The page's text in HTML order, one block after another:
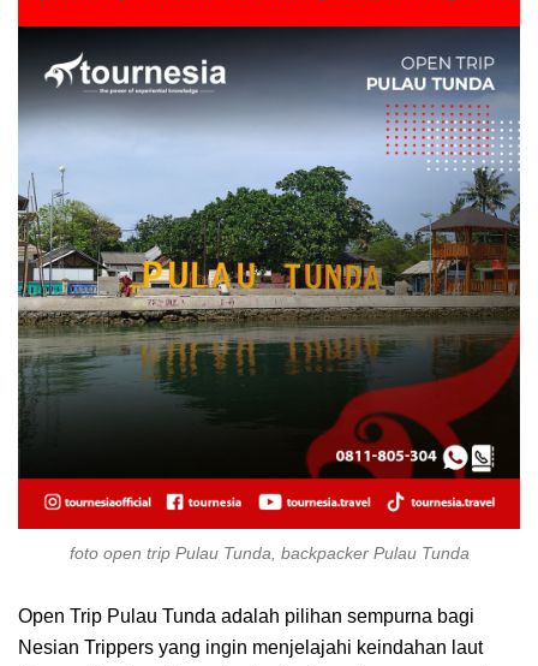
foto open trip Pulau Tunda, backpacker Pulau Tunda
Open Trip Pulau Tunda adalah pilihan sempurna bagi
Nesian Trippers yang ingin menjelajahi keindahan laut